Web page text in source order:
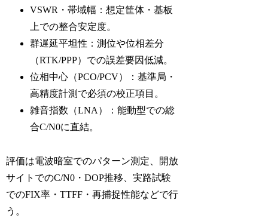
VSWR・帯域幅：想定筐体・基板
上での整合安定度。
群遅延平坦性：測位や位相差分
（RTK/PPP）での誤差要因低減。
位相中心（PCO/PCV）：基準局・
高精度計測で必須の校正項目。
雑音指数（LNA）：能動型での総
合C/N0に直結。
評価は電波暗室でのパターン測定、開放
サイトでのC/N0・DOP推移、実路試験
でのFIX率・TTFF・再捕捉性能などで行
う。